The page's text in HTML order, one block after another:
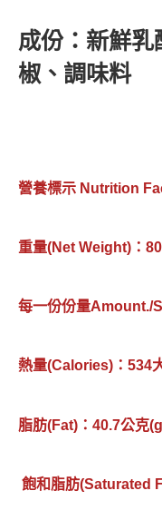
成份：新鮮乳
椒、調味料
營養標示 Nutrition
重量(Net Weight)：
每一份份量Amount./
熱量(Calories)：534
脂肪(Fat)：40.7公克
飽和脂肪(Saturated